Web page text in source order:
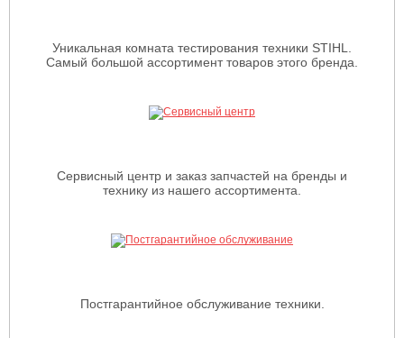
Уникальная комната тестирования техники STIHL.
Самый большой ассортимент товаров этого бренда.
Сервисный центр и заказ запчастей на бренды и
технику из нашего ассортимента.
Постгарантийное обслуживание техники.